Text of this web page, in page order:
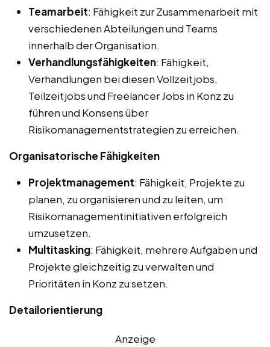
Teamarbeit: Fähigkeit zur Zusammenarbeit mit
verschiedenen Abteilungen und Teams
innerhalb der Organisation.
Verhandlungsfähigkeiten: Fähigkeit,
Verhandlungen bei diesen Vollzeitjobs,
Teilzeitjobs und Freelancer Jobs in Konz zu
führen und Konsens über
Risikomanagementstrategien zu erreichen.
Organisatorische Fähigkeiten
Projektmanagement: Fähigkeit, Projekte zu
planen, zu organisieren und zu leiten, um
Risikomanagementinitiativen erfolgreich
umzusetzen.
Multitasking: Fähigkeit, mehrere Aufgaben und
Projekte gleichzeitig zu verwalten und
Prioritäten in Konz zu setzen.
Detailorientierung
Anzeige